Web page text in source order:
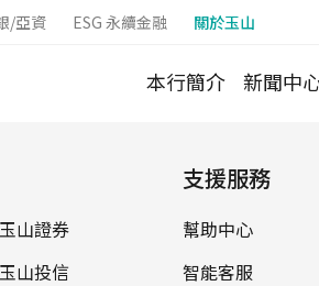
/亞資 ESG 永續金融 關於玉山
本行簡介 新聞中
玉山證券
玉山投信
支援服務
幫助中心
智能客服